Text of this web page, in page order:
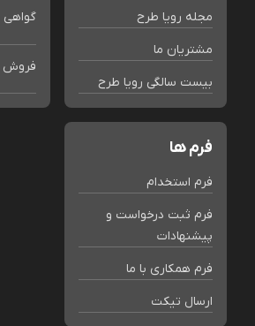
مجله رویا طرح
مشتریان ما
بیست سالگی رویا طرح
گواهی
فروش
فرم ها
فرم استخدام
فرم ثبت درخواست و
پیشنهادات
فرم همکاری با ما
ارسال تیکت